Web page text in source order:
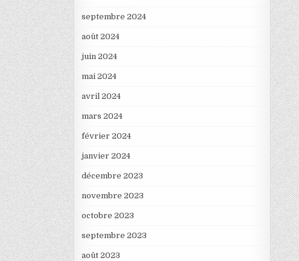
septembre 2024
août 2024
juin 2024
mai 2024
avril 2024
mars 2024
février 2024
janvier 2024
décembre 2023
novembre 2023
octobre 2023
septembre 2023
août 2023